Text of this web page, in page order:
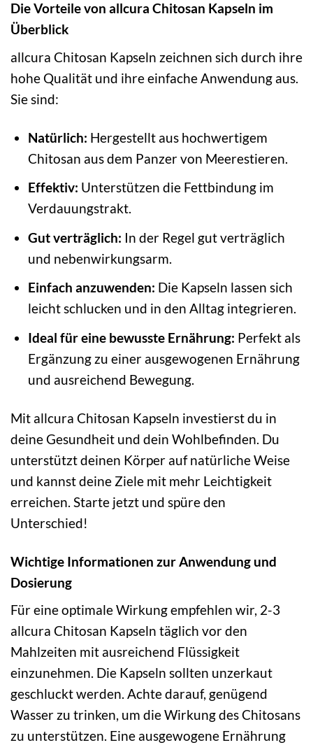
Die Vorteile von allcura Chitosan Kapseln im
Überblick
allcura Chitosan Kapseln zeichnen sich durch ihre
hohe Qualität und ihre einfache Anwendung aus.
Sie sind:
Natürlich: Hergestellt aus hochwertigem
Chitosan aus dem Panzer von Meerestieren.
Effektiv: Unterstützen die Fettbindung im
Verdauungstrakt.
Gut verträglich: In der Regel gut verträglich
und nebenwirkungsarm.
Einfach anzuwenden: Die Kapseln lassen sich
leicht schlucken und in den Alltag integrieren.
Ideal für eine bewusste Ernährung: Perfekt als
Ergänzung zu einer ausgewogenen Ernährung
und ausreichend Bewegung.
Mit allcura Chitosan Kapseln investierst du in
deine Gesundheit und dein Wohlbefinden. Du
unterstützt deinen Körper auf natürliche Weise
und kannst deine Ziele mit mehr Leichtigkeit
erreichen. Starte jetzt und spüre den
Unterschied!
Wichtige Informationen zur Anwendung und
Dosierung
Für eine optimale Wirkung empfehlen wir, 2-3
allcura Chitosan Kapseln täglich vor den
Mahlzeiten mit ausreichend Flüssigkeit
einzunehmen. Die Kapseln sollten unzerkaut
geschluckt werden. Achte darauf, genügend
Wasser zu trinken, um die Wirkung des Chitosans
zu unterstützen. Eine ausgewogene Ernährung